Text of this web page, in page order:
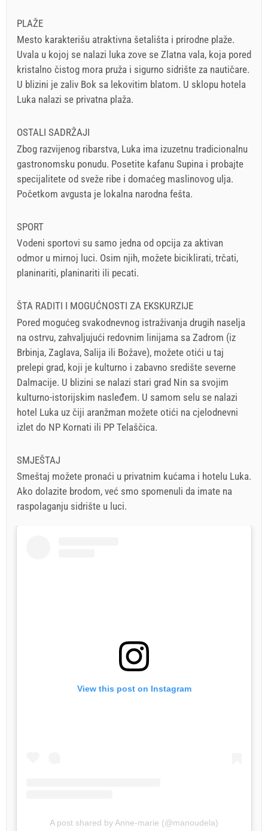
PLAŽE
Mesto karakterišu atraktivna šetališta i prirodne plaže.
Uvala u kojoj se nalazi luka zove se Zlatna vala, koja pored
kristalno čistog mora pruža i sigurno sidrište za nautičare.
U blizini je zaliv Bok sa lekovitim blatom. U sklopu hotela
Luka nalazi se privatna plaža.
OSTALI SADRŽAJI
Zbog razvijenog ribarstva, Luka ima izuzetnu tradicionalnu
gastronomsku ponudu. Posetite kafanu Supina i probajte
specijalitete od sveže ribe i domaćeg maslinovog ulja.
Početkom avgusta je lokalna narodna fešta.
SPORT
Vodeni sportovi su samo jedna od opcija za aktivan
odmor u mirnoj luci. Osim njih, možete biciklirati, trčati,
planinariti, planinariti ili pecati.
ŠTA RADITI I MOGUĆNOSTI ZA EKSKURZIJE
Pored mogućeg svakodnevnog istraživanja drugih naselja
na ostrvu, zahvaljujući redovnim linijama sa Zadrom (iz
Brbinja, Zaglava, Salija ili Božave), možete otići u taj
prelepi grad, koji je kulturno i zabavno središte severne
Dalmacije. U blizini se nalazi stari grad Nin sa svojim
kulturno-istorijskim nasleđem. U samom selu se nalazi
hotel Luka uz čiji aranžman možete otići na cjelodnevni
izlet do NP Kornati ili PP Telaščica.
SMJEŠTAJ
Smeštaj možete pronaći u privatnim kućama i hotelu Luka.
Ako dolazite brodom, već smo spomenuli da imate na
raspolaganju sidrište u luci.
View this post on Instagram
A post shared by Anne-marie (@manoudela)